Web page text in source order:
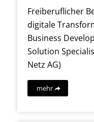
Freiberuflicher
digitale
Business
Solution
Netz AG)
mehr